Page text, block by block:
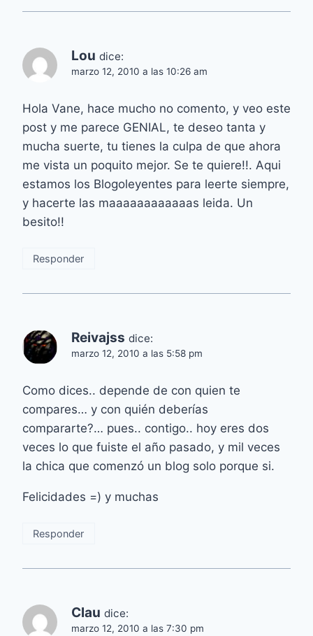
Lou dice:
marzo 12, 2010 a las 10:26 am
Hola Vane, hace mucho no comento, y veo este
post y me parece GENIAL, te deseo tanta y
mucha suerte, tu tienes la culpa de que ahora
me vista un poquito mejor. Se te quiere!!. Aqui
estamos los Blogoleyentes para leerte siempre,
y hacerte las maaaaaaaaaaaas leida. Un
besito!!
Responder
Reivajss dice:
marzo 12, 2010 a las 5:58 pm
Como dices.. depende de con quien te
compares… y con quién deberías
compararte?… pues.. contigo.. hoy eres dos
veces lo que fuiste el año pasado, y mil veces
la chica que comenzó un blog solo porque si.
Felicidades =) y muchas
Responder
Clau dice:
marzo 12, 2010 a las 7:30 pm